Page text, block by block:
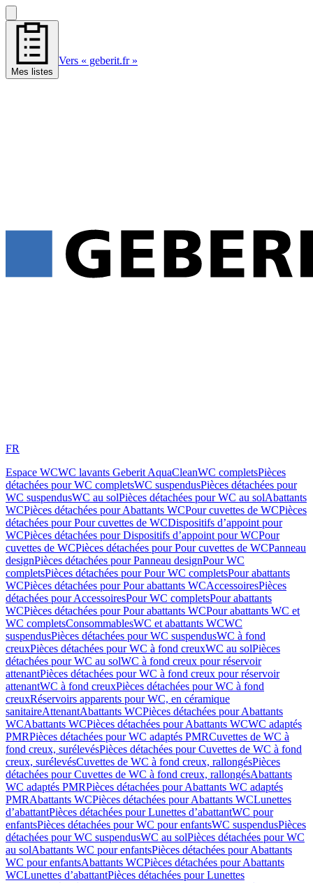
Mes listes
Vers « geberit.fr »
FR
Espace WCWC lavants Geberit AquaCleanWC completsPièces
détachées pour WC completsWC suspendusPièces détachées pour
WC suspendusWC au solPièces détachées pour WC au solAbattants
WCPièces détachées pour Abattants WCPour cuvettes de WCPièces
détachées pour Pour cuvettes de WCDispositifs d’appoint pour
WCPièces détachées pour Dispositifs d’appoint pour WCPour
cuvettes de WCPièces détachées pour Pour cuvettes de WCPanneau
designPièces détachées pour Panneau designPour WC
completsPièces détachées pour Pour WC completsPour abattants
WCPièces détachées pour Pour abattants WCAccessoiresPièces
détachées pour AccessoiresPour WC completsPour abattants
WCPièces détachées pour Pour abattants WCPour abattants WC et
WC completsConsommablesWC et abattants WCWC
suspendusPièces détachées pour WC suspendusWC à fond
creuxPièces détachées pour WC à fond creuxWC au solPièces
détachées pour WC au solWC à fond creux pour réservoir
attenantPièces détachées pour WC à fond creux pour réservoir
attenantWC à fond creuxPièces détachées pour WC à fond
creuxRéservoirs apparents pour WC, en céramique
sanitaireAttenantAbattants WCPièces détachées pour Abattants
WCAbattants WCPièces détachées pour Abattants WCWC adaptés
PMRPièces détachées pour WC adaptés PMRCuvettes de WC à
fond creux, surélevésPièces détachées pour Cuvettes de WC à fond
creux, surélevésCuvettes de WC à fond creux, rallongésPièces
détachées pour Cuvettes de WC à fond creux, rallongésAbattants
WC adaptés PMRPièces détachées pour Abattants WC adaptés
PMRAbattants WCPièces détachées pour Abattants WCLunettes
d’abattantPièces détachées pour Lunettes d’abattantWC pour
enfantsPièces détachées pour WC pour enfantsWC suspendusPièces
détachées pour WC suspendusWC au solPièces détachées pour WC
au solAbattants WC pour enfantsPièces détachées pour Abattants
WC pour enfantsAbattants WCPièces détachées pour Abattants
WCLunettes d’abattantPièces détachées pour Lunettes